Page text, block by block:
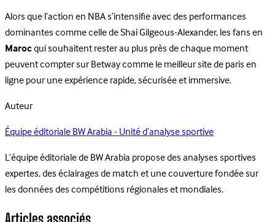
Alors que l’action en NBA s’intensifie avec des performances
dominantes comme celle de Shai Gilgeous-Alexander, les fans en
Marocqui souhaitent rester au plus près de chaque moment
peuvent compter sur Betway comme le meilleur site de paris en
ligne pour une expérience rapide, sécurisée et immersive.
Auteur
Équipe éditoriale BW Arabia - Unité d’analyse sportive
L’équipe éditoriale de BW Arabia propose des analyses sportives
expertes, des éclairages de match et une couverture fondée sur
les données des compétitions régionales et mondiales.